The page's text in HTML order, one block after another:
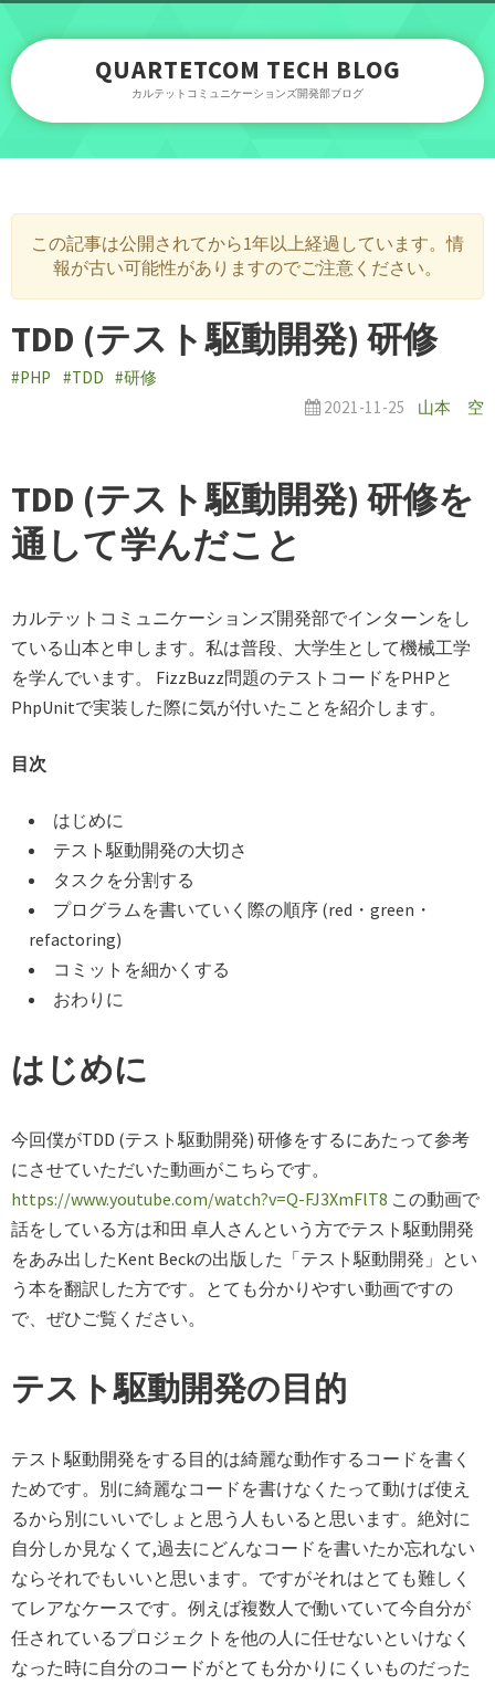
QUARTETCOM TECH BLOG
カルテットコミュニケーションズ開発部ブログ
この記事は公開されてから1年以上経過しています。情
報が古い可能性がありますのでご注意ください。
TDD (テスト駆動開発) 研修
#PHP #TDD #研修
2021-11-25
山本 空
TDD (テスト駆動開発) 研修を
通して学んだこと
カルテットコミュニケーションズ開発部でインターンをし
ている山本と申します。私は普段、大学生として機械工学
を学んでいます。 FizzBuzz問題のテストコードをPHPと
PhpUnitで実装した際に気が付いたことを紹介します。
目次
はじめに
テスト駆動開発の大切さ
タスクを分割する
プログラムを書いていく際の順序 (red・green・
refactoring)
コミットを細かくする
おわりに
はじめに
今回僕がTDD (テスト駆動開発) 研修をするにあたって参考
にさせていただいた動画がこちらです。
https://www.youtube.com/watch?v=Q-FJ3XmFlT8 この動画で
話をしている方は和田 卓人さんという方でテスト駆動開発
をあみ出したKent Beckの出版した「テスト駆動開発」とい
う本を翻訳した方です。とても分かりやすい動画ですの
で、ぜひご覧ください。
テスト駆動開発の目的
テスト駆動開発をする目的は綺麗な動作するコードを書く
ためです。別に綺麗なコードを書けなくたって動けば使え
るから別にいいでしょと思う人もいると思います。絶対に
自分しか見なくて,過去にどんなコードを書いたか忘れない
ならそれでもいいと思います。ですがそれはとても難しく
てレアなケースです。例えば複数人で働いていて今自分が
任されているプロジェクトを他の人に任せないといけなく
なった時に自分のコードがとても分かりにくいものだった